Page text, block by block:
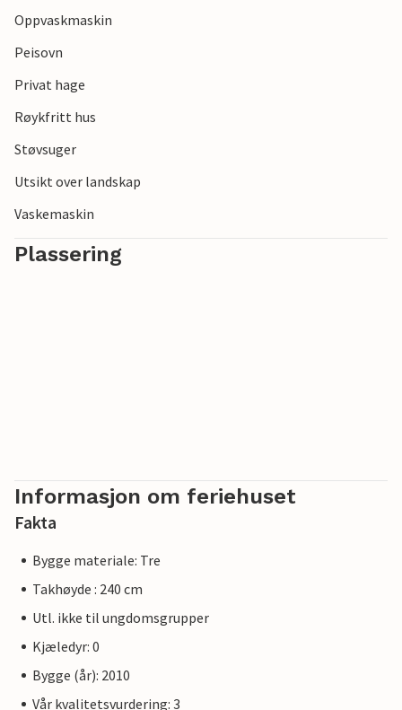
Oppvaskmaskin
Peisovn
Privat hage
Røykfritt hus
Støvsuger
Utsikt over landskap
Vaskemaskin
Plassering
Informasjon om feriehuset
Fakta
Bygge materiale: Tre
Takhøyde : 240 cm
Utl. ikke til ungdomsgrupper
Kjæledyr: 0
Bygge (år): 2010
Vår kvalitetsvurdering: 3